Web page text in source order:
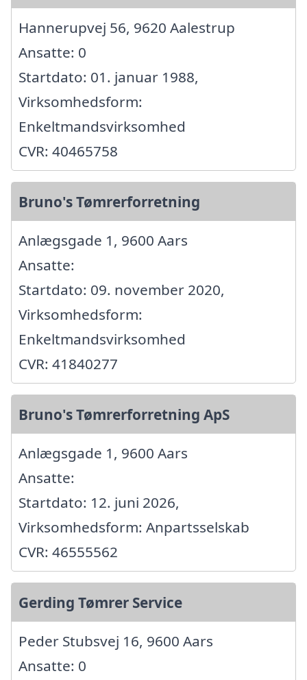
Hannerupvej 56, 9620 Aalestrup
Ansatte: 0
Startdato: 01. januar 1988,
Virksomhedsform:
Enkeltmandsvirksomhed
CVR: 40465758
Bruno's Tømrerforretning
Anlægsgade 1, 9600 Aars
Ansatte:
Startdato: 09. november 2020,
Virksomhedsform:
Enkeltmandsvirksomhed
CVR: 41840277
Bruno's Tømrerforretning ApS
Anlægsgade 1, 9600 Aars
Ansatte:
Startdato: 12. juni 2026,
Virksomhedsform: Anpartsselskab
CVR: 46555562
Gerding Tømrer Service
Peder Stubsvej 16, 9600 Aars
Ansatte: 0